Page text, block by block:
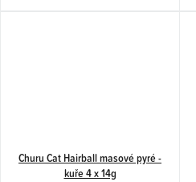
Churu Cat Hairball masové pyré -
kuře 4 x 14g